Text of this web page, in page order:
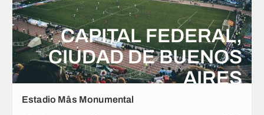
CAPITAL FEDERAL,
CIUDAD DE BUENOS
AIRES
Estadio Mâs Monumental